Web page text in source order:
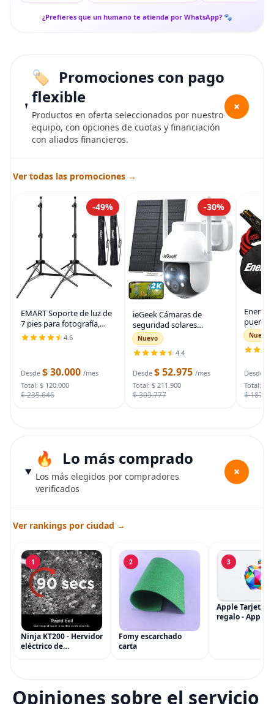
¿Prefieres que un humano te atienda por WhatsApp? 🐾
Promociones con pago
flexible
Productos en oferta seleccionados por nuestro
equipo, con opciones de cuotas y financiación
con aliados financieros.
+
Ver todas las promociones →
-49%
EMART Soporte de luz de
7 pies para fotografía,
soporte de trípode
con funda de
4.6
Desde $ 30.000 /mes
Total: $ 120.000
$ 235.646
-30%
ieGeek Cámaras de
seguridad solares
inalámbricas para
exteriores, cámara WiFi 2K
para sistema de
seguridad del hogar,
cámara de vigilancia
Nuevo
4.4
Desde $ 52.975 /mes
Total: $ 211.900
$ 303.777
puente
auto,
para
bolsa
Nuevo
Desde
Total: $
$
Lo más comprado
Los más elegidos por compradores
verificados
+
Ver rankings por ciudad →
1
Ninja KT200 - Hervidor
eléctrico de
ajuste de temperatura
2
Fomy escarchado
carta
3
Apple Tarjeta
regalo - App
Opiniones sobre el servicio